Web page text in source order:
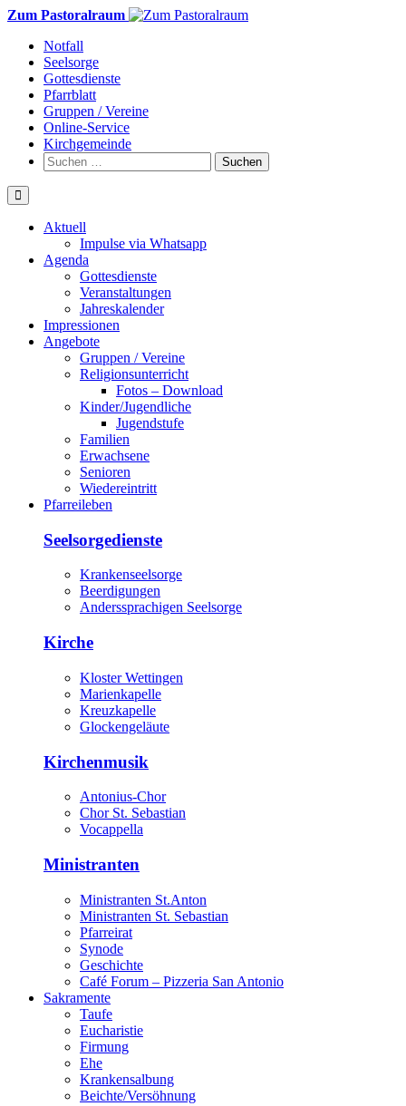
Weiter
Inhalt
Zum Pastoralraum
Notfall
Seelsorge
Gottesdienste
Pfarrblatt
Gruppen / Vereine
Online-Service
Kirchgemeinde
Suchen
nach:
Aktuell
Impulse via Whatsapp
Agenda
Gottesdienste
Veranstaltungen
Jahreskalender
Impressionen
Angebote
Gruppen / Vereine
Religionsunterricht
Fotos – Download
Kinder/Jugendliche
Jugendstufe
Familien
Erwachsene
Senioren
Wiedereintritt
Pfarreileben
Seelsorgedienste
Krankenseelsorge
Beerdigungen
Anderssprachigen Seelsorge
Kirche
Kloster Wettingen
Marienkapelle
Kreuzkapelle
Glockengeläute
Kirchenmusik
Antonius-Chor
Chor St. Sebastian
Vocappella
Ministranten
Ministranten St.Anton
Ministranten St. Sebastian
Pfarreirat
Synode
Geschichte
Café Forum – Pizzeria San Antonio
Sakramente
Taufe
Eucharistie
Firmung
Ehe
Krankensalbung
Beichte/Versöhnung